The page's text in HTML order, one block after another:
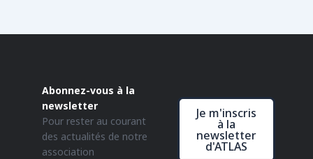
Abonnez-vous à la
newsletter
Pour rester au courant
des actualités de notre
association
Je m'inscris
à la
newsletter
d'ATLAS